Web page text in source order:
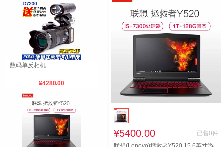
数码单反相机
¥4280.00
¥5400.00
已售0件
联想(Lenovo)拯救者Y520 15.6英寸游